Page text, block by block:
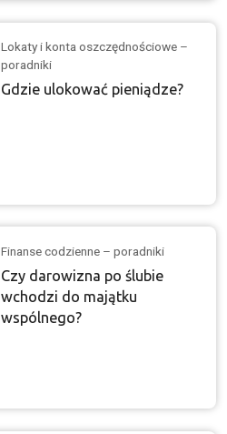
Lokaty i konta oszczędnościowe –
poradniki
Gdzie ulokować pieniądze?
Finanse codzienne – poradniki
Czy darowizna po ślubie
wchodzi do majątku
wspólnego?